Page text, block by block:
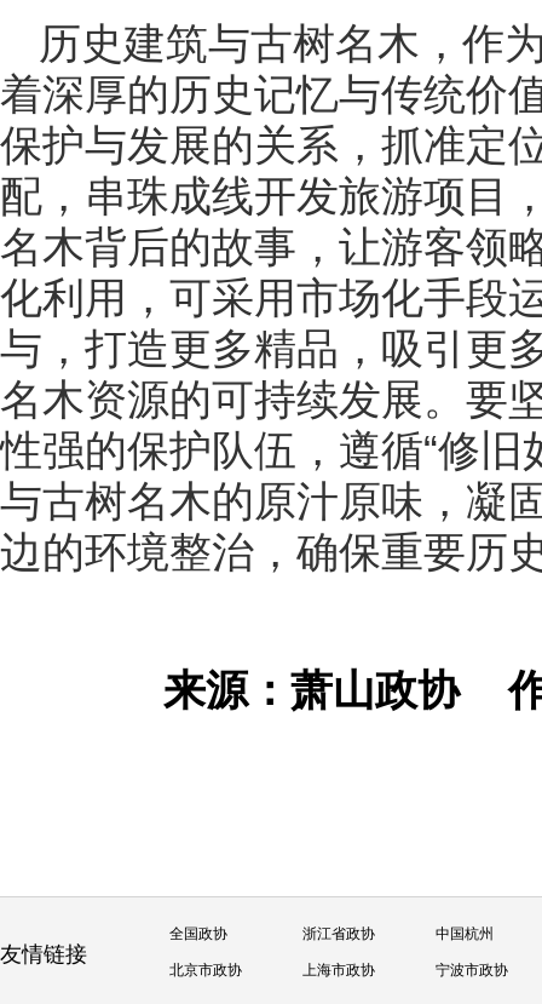
历史建筑与古树名木，作
着深厚的历史记忆与传统价
保护与发展的关系，抓准定
配，串珠成线开发旅游项目
名木背后的故事，让游客领
化利用，可采用市场化手段
与，打造更多精品，吸引更
名木资源的可持续发展。要
性强的保护队伍，遵循“修
与古树名木的原汁原味，凝
边的环境整治，确保重要历
来源：萧山政协
友情链接
全国政协 浙江省政协 中国杭州
北京市政协 上海市政协 宁波市政协